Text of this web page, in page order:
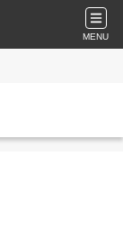
MENU